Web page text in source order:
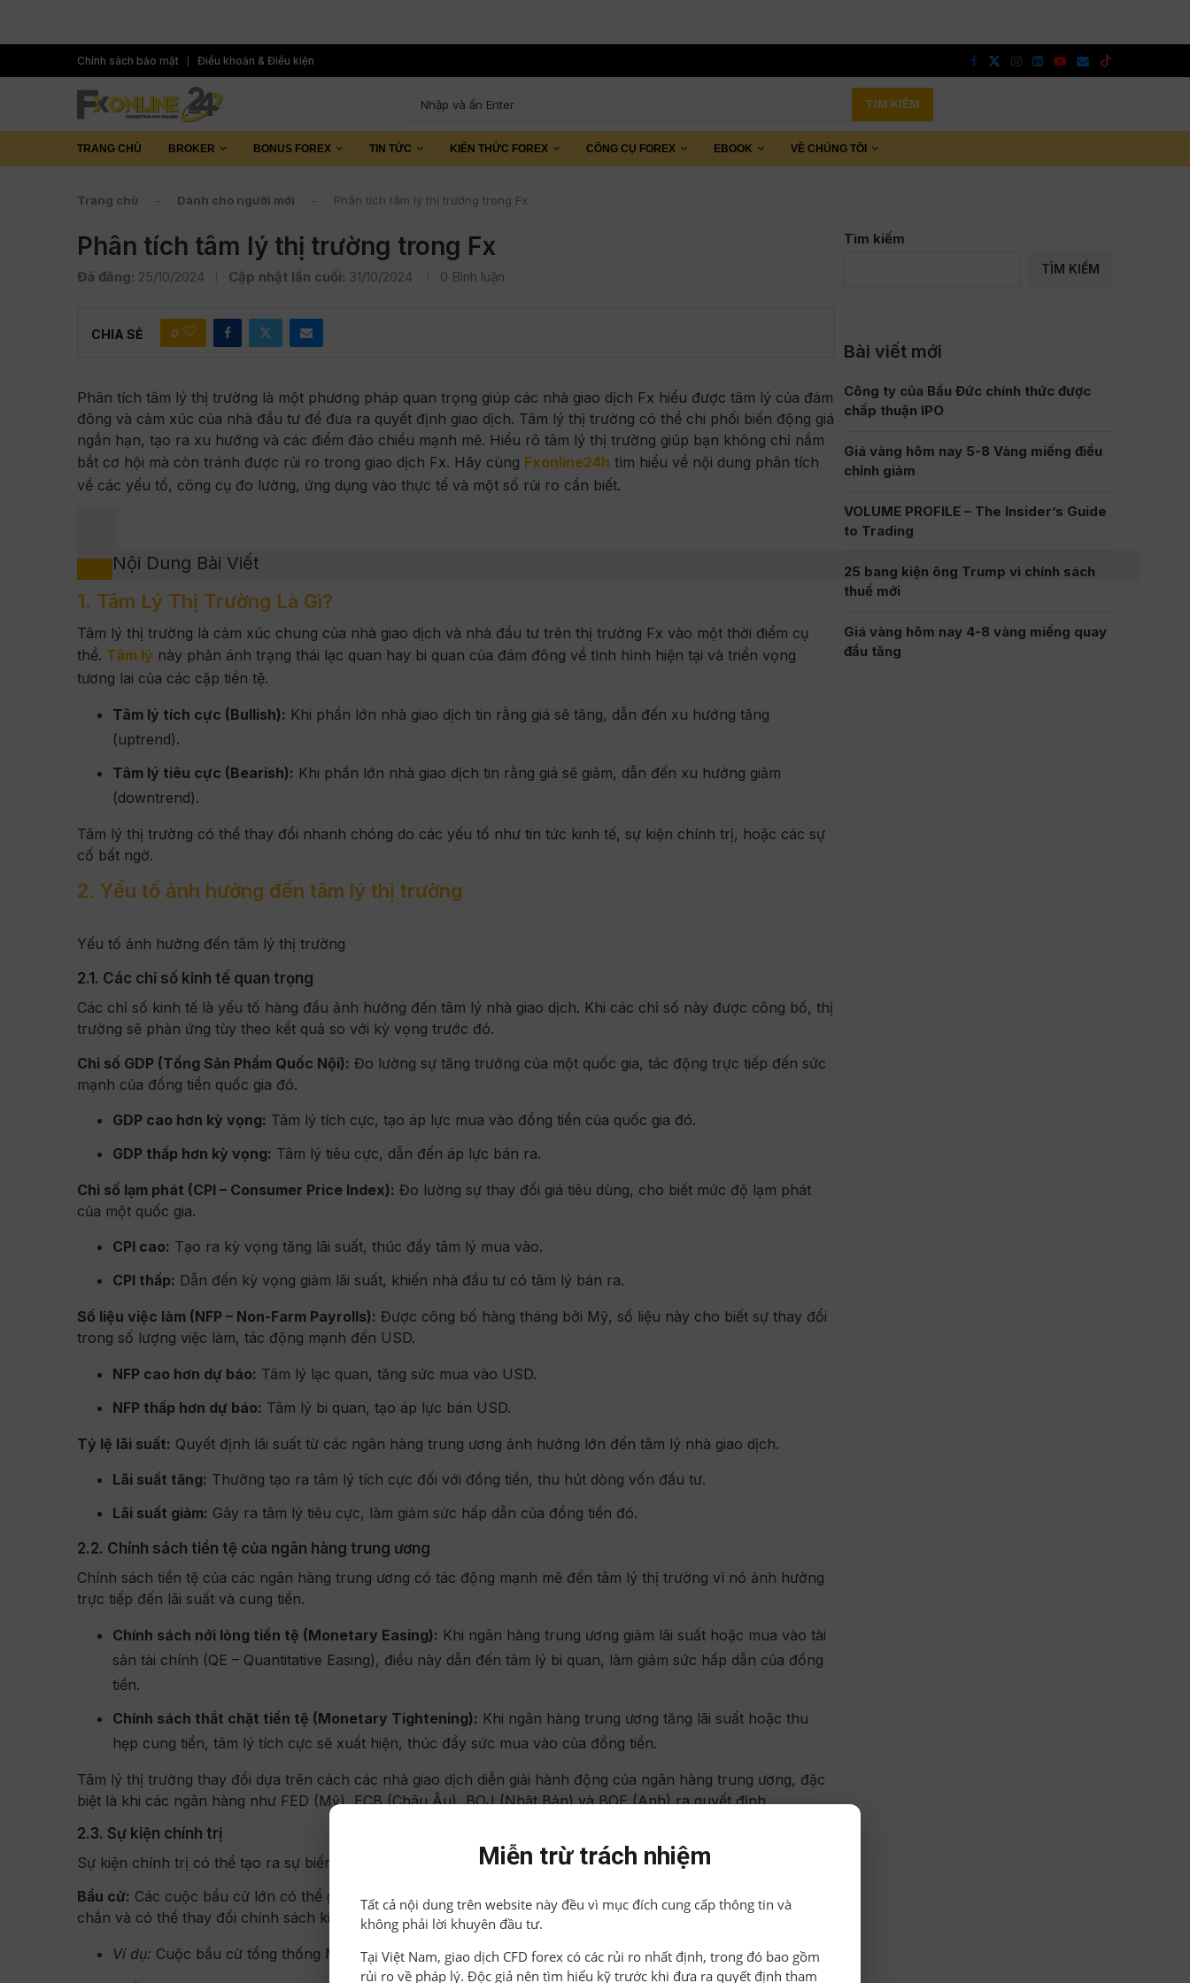
Chính sách bảo mật Điều khoản & Điều kiện
TÌM KIẾM
TRANG CHỦ BROKER BONUS FOREX TIN TỨC KIẾN THỨC FOREX CÔNG CỤ FOREX EBOOK VỀ CHÚNG TÔI
Trang chủ - Dành cho người mới - Phân tích tâm lý thị trường trong Fx
Phân tích tâm lý thị trường trong Fx
Đã đăng: 25/10/2024 Cập nhật lần cuối: 31/10/2024 0 Bình luận
CHIA SẺ 0
Phân tích tâm lý thị trường là một phương pháp quan trọng giúp các nhà giao dịch Fx hiểu được tâm lý của đám
đông và cảm xúc của nhà đầu tư để đưa ra quyết định giao dịch. Tâm lý thị trường có thể chi phối biến động giá
ngắn hạn, tạo ra xu hướng và các điểm đảo chiều mạnh mẽ. Hiểu rõ tâm lý thị trường giúp bạn không chỉ nắm
bắt cơ hội mà còn tránh được rủi ro trong giao dịch Fx. Hãy cùng Fxonline24h tìm hiểu về nội dung phân tích
về các yếu tố, công cụ đo lường, ứng dụng vào thực tế và một số rủi ro cần biết.
Nội Dung Bài Viết
1. Tâm Lý Thị Trường Là Gì?
Tâm lý thị trường là cảm xúc chung của nhà giao dịch và nhà đầu tư trên thị trường Fx vào một thời điểm cụ
thể. Tâm lý này phản ánh trạng thái lạc quan hay bi quan của đám đông về tình hình hiện tại và triển vọng
tương lai của các cặp tiền tệ.
Tâm lý tích cực (Bullish): Khi phần lớn nhà giao dịch tin rằng giá sẽ tăng, dẫn đến xu hướng tăng
(uptrend).
Tâm lý tiêu cực (Bearish): Khi phần lớn nhà giao dịch tin rằng giá sẽ giảm, dẫn đến xu hướng giảm
(downtrend).
Tâm lý thị trường có thể thay đổi nhanh chóng do các yếu tố như tin tức kinh tế, sự kiện chính trị, hoặc các sự
cố bất ngờ.
2. Yếu tố ảnh hưởng đến tâm lý thị trường
Yếu tố ảnh hưởng đến tâm lý thị trường
2.1. Các chỉ số kinh tế quan trọng
Các chỉ số kinh tế là yếu tố hàng đầu ảnh hưởng đến tâm lý nhà giao dịch. Khi các chỉ số này được công bố, thị
trường sẽ phản ứng tùy theo kết quả so với kỳ vọng trước đó.
Chỉ số GDP (Tổng Sản Phẩm Quốc Nội): Đo lường sự tăng trưởng của một quốc gia, tác động trực tiếp đến sức
mạnh của đồng tiền quốc gia đó.
GDP cao hơn kỳ vọng: Tâm lý tích cực, tạo áp lực mua vào đồng tiền của quốc gia đó.
GDP thấp hơn kỳ vọng: Tâm lý tiêu cực, dẫn đến áp lực bán ra.
Chỉ số lạm phát (CPI – Consumer Price Index): Đo lường sự thay đổi giá tiêu dùng, cho biết mức độ lạm phát
của một quốc gia.
CPI cao: Tạo ra kỳ vọng tăng lãi suất, thúc đẩy tâm lý mua vào.
CPI thấp: Dẫn đến kỳ vọng giảm lãi suất, khiến nhà đầu tư có tâm lý bán ra.
Số liệu việc làm (NFP – Non-Farm Payrolls): Được công bố hàng tháng bởi Mỹ, số liệu này cho biết sự thay đổi
trong số lượng việc làm, tác động mạnh đến USD.
NFP cao hơn dự báo: Tâm lý lạc quan, tăng sức mua vào USD.
NFP thấp hơn dự báo: Tâm lý bi quan, tạo áp lực bán USD.
Tỷ lệ lãi suất: Quyết định lãi suất từ các ngân hàng trung ương ảnh hưởng lớn đến tâm lý nhà giao dịch.
Lãi suất tăng: Thường tạo ra tâm lý tích cực đối với đồng tiền, thu hút dòng vốn đầu tư.
Lãi suất giảm: Gây ra tâm lý tiêu cực, làm giảm sức hấp dẫn của đồng tiền đó.
2.2. Chính sách tiền tệ của ngân hàng trung ương
Chính sách tiền tệ của các ngân hàng trung ương có tác động mạnh mẽ đến tâm lý thị trường vì nó ảnh hưởng
trực tiếp đến lãi suất và cung tiền.
Chính sách nới lỏng tiền tệ (Monetary Easing): Khi ngân hàng trung ương giảm lãi suất hoặc mua vào tài
sản tài chính (QE – Quantitative Easing), điều này dẫn đến tâm lý bi quan, làm giảm sức hấp dẫn của đồng
tiền.
Chính sách thắt chặt tiền tệ (Monetary Tightening): Khi ngân hàng trung ương tăng lãi suất hoặc thu
hẹp cung tiền, tâm lý tích cực sẽ xuất hiện, thúc đẩy sức mua vào của đồng tiền.
Tâm lý thị trường thay đổi dựa trên cách các nhà giao dịch diễn giải hành động của ngân hàng trung ương, đặc
biệt là khi các ngân hàng như FED (Mỹ), ECB (Châu Âu), BOJ (Nhật Bản) và BOE (Anh) ra quyết định.
2.3. Sự kiện chính trị
Sự kiện chính trị có thể tạo ra sự biến động lớn trong thị trường và ảnh hưởng mạnh đến tâm lý nhà giao dịch:
Bầu cử: Các cuộc bầu cử lớn có thể gây ra sự bất ổn trong ngắn hạn vì kết quả bầu cử thường không chắc
chắn và có thể thay đổi chính sách kinh tế của quốc gia.
Ví dụ: Cuộc bầu cử tổng thống Mỹ thường làm tăng biến động của đồng USD.
Tìm kiếm
TÌM KIẾM
Bài viết mới
Công ty của Bầu Đức chính thức được
chấp thuận IPO
Giá vàng hôm nay 5-8 Vàng miếng điều
chỉnh giảm
VOLUME PROFILE – The Insider’s Guide
to Trading
25 bang kiện ông Trump vì chính sách
thuế mới
Giá vàng hôm nay 4-8 vàng miếng quay
đầu tăng
Miễn trừ trách nhiệm
Tất cả nội dung trên website này đều vì mục đích cung cấp thông tin và
không phải lời khuyên đầu tư.
Tại Việt Nam, giao dịch CFD forex có các rủi ro nhất định, trong đó bao gồm
rủi ro về pháp lý. Độc giả nên tìm hiểu kỹ trước khi đưa ra quyết định tham